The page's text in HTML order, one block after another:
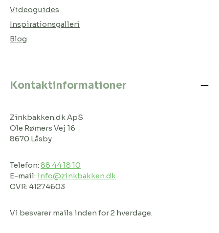
Videoguides
Inspirationsgalleri
Blog
Kontaktinformationer
Zinkbakken.dk ApS
Ole Rømers Vej 16
8670 Låsby
Telefon: 88 44 18 10
E-mail: info@zinkbakken.dk
CVR: 41274603
Vi besvarer mails inden for 2 hverdage.